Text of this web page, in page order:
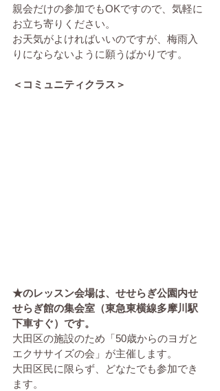
親会だけの参加でもOKですので、気軽に
お立ち寄りください。
お天気がよければいいのですが、梅雨入
りにならないように願うばかりです。
＜コミュニティクラス＞
★のレッスン会場は、せせらぎ公園内せ
せらぎ館の集会室（東急東横線多摩川駅
下車すぐ）です。
大田区の施設のため「50歳からのヨガと
エクササイズの会」が主催します。
大田区民に限らず、どなたでも参加でき
ます。